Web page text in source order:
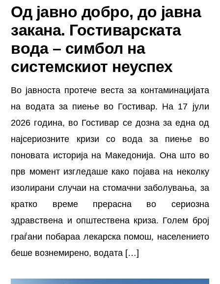
Од јавно добро, до јавна
закана. Гостиварската
вода – симбол на
системскиот неуспех
Во јавноста протече веста за контаминацијата
на водата за пиење во Гостивар. На 17 јули
2026 година, во Гостивар се дозна за една од
најсериозните кризи со вода за пиење во
поновата историја на Македонија. Она што во
прв момент изгледаше како појава на неколку
изолирани случаи на стомачни заболувања, за
кратко време прерасна во сериозна
здравствена и општествена криза. Голем број
граѓани побараа лекарска помош, населението
беше вознемирено, водата […]